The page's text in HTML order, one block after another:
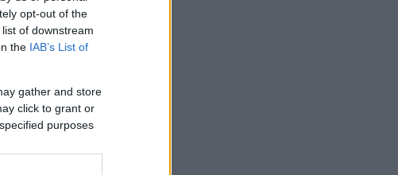
opt-out of the
of downstream
the IAB’s List of
gather and store
click to grant or
purposes